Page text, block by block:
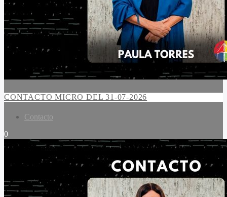
CONTACTO MICRO DEL 31-07-2026
Contacto
0